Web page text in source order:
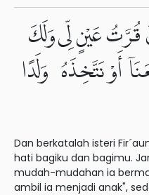
عَيْنٍ لِّى وَلَكَ
أَوْ نَتَّخِذَهُۥ وَلَدًا
Dan berkatalah isteri
hati bagiku dan bagimu.
mudah-mudahan ia
ambil ia menjadi anak",